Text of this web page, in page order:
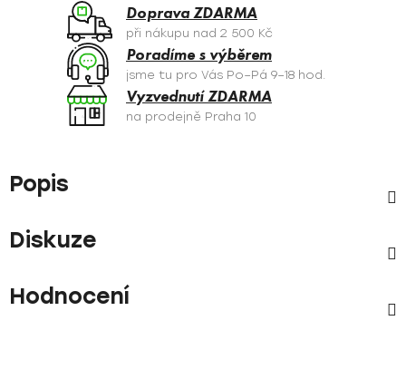
Doprava ZDARMA
při nákupu nad 2 500 Kč
Poradíme s výběrem
jsme tu pro Vás Po–Pá 9–18 hod.
Vyzvednutí ZDARMA
na prodejně Praha 10
Popis
Diskuze
Hodnocení